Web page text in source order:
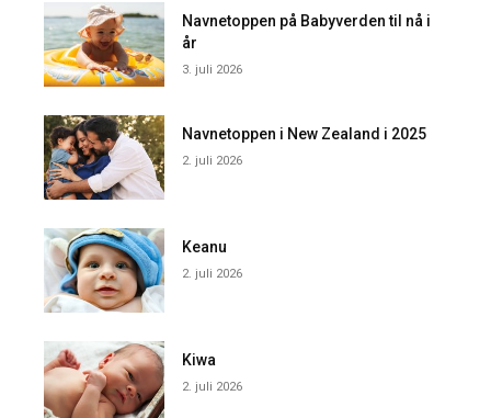
Navnetoppen på Babyverden til nå i
år
3. juli 2026
Navnetoppen i New Zealand i 2025
2. juli 2026
Keanu
2. juli 2026
Kiwa
2. juli 2026